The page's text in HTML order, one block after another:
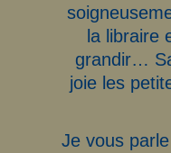
la libraire
grandir…
joie les
Je vous